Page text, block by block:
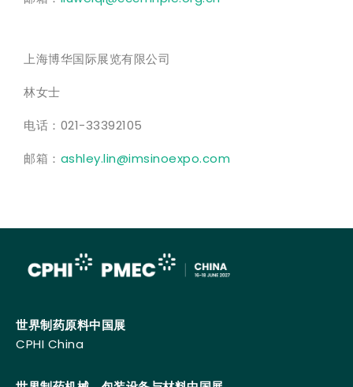
上海博华国际展览有限公司
林女士
电话：021-33392105
邮箱： ashley.lin@imsinoexpo.com
世界制药原料中国展
CPHI China